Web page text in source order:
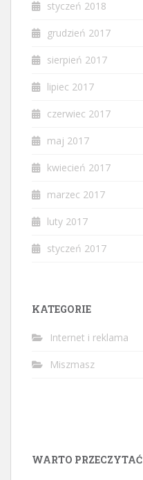
styczeń 2018
grudzień 2017
sierpień 2017
lipiec 2017
czerwiec 2017
maj 2017
kwiecień 2017
marzec 2017
luty 2017
styczeń 2017
KATEGORIE
Internet i reklama
Miszmasz
WARTO PRZECZYTAĆ